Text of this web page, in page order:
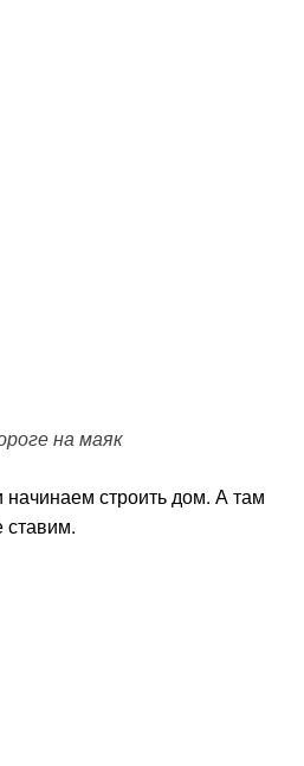
на маяк
начинаем строить дом. А там
ставим.